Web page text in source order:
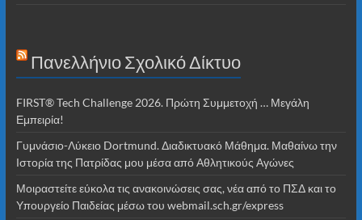
Πανελλήνιο Σχολικό Δίκτυο
FIRST® Tech Challenge 2026. Πρώτη Συμμετοχή … Μεγάλη
Εμπειρία!
Γυμνάσιο-Λύκειο Dortmund. Διαδικτυακό Μάθημα. Μαθαίνω την
Ιστορία της Πατρίδας μου μέσα από Αθλητικούς Αγώνες
Μοιραστείτε εύκολα τις ανακοινώσεις σας, νέα από το ΠΣΔ και το
Υπουργείο Παιδείας μέσω του webmail.sch.gr/express